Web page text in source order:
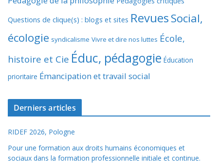
Questions de clique(s) : blogs et sites RevuesSocial,
écologie syndicalisme Vivre et dire nos luttes École,
histoire et Cie Éduc, pédagogie Éducation
prioritaire Émancipation et travail social
Derniers articles
RIDEF 2026, Pologne
Pour une formation aux droits humains économiques et
sociaux dans la formation professionnelle initiale et continue.